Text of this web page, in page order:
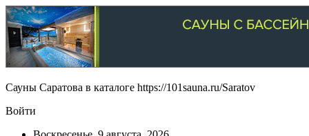
Сауны Саратова в каталоге https://101sauna.ru/Saratov
Войти